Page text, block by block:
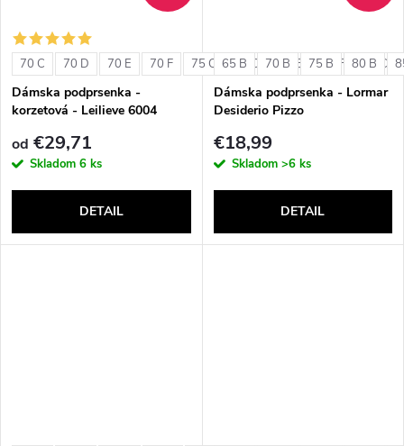
70 C 70 D 70 E 70 F 75 C 75 D 75 E 75 F 80 C
Dámska podprsenka -
korzetová - Leilieve 6004
od €29,71
Skladom 6 ks
DETAIL
65 B 70 B 75 B 80 B
Dámska podprsenka - Lormar
Desiderio Pizzo
€18,99
Skladom >6 ks
DETAIL